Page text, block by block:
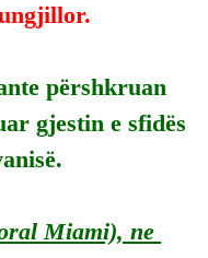
përshkruan
gjestin e sfidës
Miami), ne